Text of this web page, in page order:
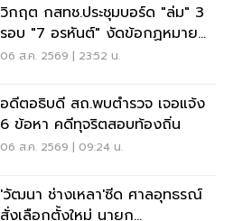
วิกฤต กสทช.ประชุมบอร์ด "ล่ม" 3
รอบ "7 อรหันต์" งัดข้อกฏหมาย
ไม่มีใครยอมใคร
06 ส.ค. 2569 | 23:52 น.
อดีตอธิบดี สถ.พบตำรวจ เจอแจ้ง
6 ข้อหา คดีทุจริตสอบท้องถิ่น
06 ส.ค. 2569 | 09:24 น.
'วัฒนา ช่างเหลา'ซีด ศาลอุทธรณ์
สั่งเลือกตั้งใหม่ นายก